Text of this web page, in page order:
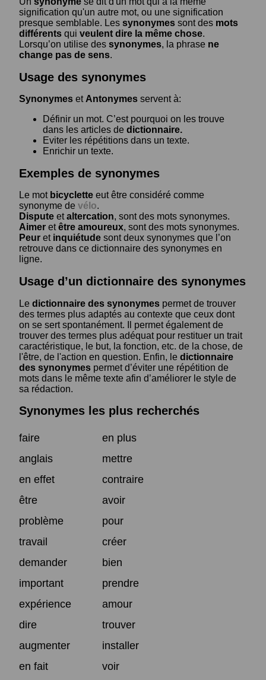
signification qu'un autre mot, ou une signification
presque semblable. Les synonymes sont des mots
différents qui veulent dire la même chose.
Lorsqu’on utilise des synonymes, la phrase ne
change pas de sens.
Usage des synonymes
Synonymes et Antonymes servent à:
Définir un mot. C’est pourquoi on les trouve
dans les articles de dictionnaire.
Eviter les répétitions dans un texte.
Enrichir un texte.
Exemples de synonymes
Le mot bicyclette eut être considéré comme
synonyme de vélo.
Dispute etaltercation, sont des mots synonymes.
Aimer etêtre amoureux, sont des mots synonymes.
Peur et inquiétude sont deux synonymes que l’on
retrouve dans ce dictionnaire des synonymes en
ligne.
Usage d’un dictionnaire des synonymes
Le dictionnaire des synonymes permet de trouver
des termes plus adaptés au contexte que ceux dont
on se sert spontanément. Il permet également de
trouver des termes plus adéquat pour restituer un trait
caractéristique, le but, la fonction, etc. de la chose, de
l'être, de l'action en question. Enfin, le dictionnaire
des synonymes permet d’éviter une répétition de
mots dans le même texte afin d’améliorer le style de
sa rédaction.
Synonymes les plus recherchés
faire
en plus
anglais
mettre
en effet
contraire
être
avoir
problème
pour
travail
créer
demander
bien
important
prendre
expérience
amour
dire
trouver
augmenter
installer
en fait
voir